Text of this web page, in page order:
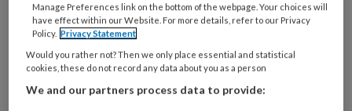
van KinderopvangTotaal en
Springer Media B.V.
Uw bovenstaande gegevens kunnen worden toegevoegd aan
uw profiel in overeenstemming met onsprivacy statement
Manage Preferences link on the bottom of the webpage. Your choices will
have effect within our Website. For more details, refer to our Privacy
Policy. Privacy Statement
Would you rather not? Then we only place essential and statistical
cookies, these do not record any data about you as a person
We and our partners process data to provide: